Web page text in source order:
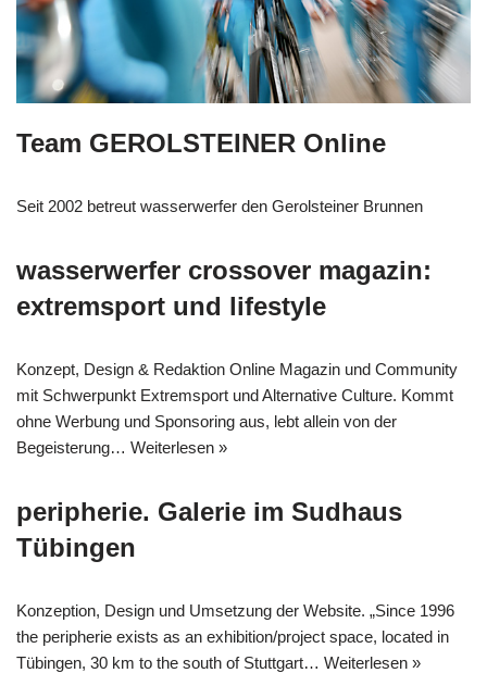
Team GEROLSTEINER Online
Seit 2002 betreut wasserwerfer den Gerolsteiner Brunnen
wasserwerfer crossover magazin:
extremsport und lifestyle
Konzept, Design & Redaktion Online Magazin und Community
mit Schwerpunkt Extremsport und Alternative Culture. Kommt
ohne Werbung und Sponsoring aus, lebt allein von der
Begeisterung… Weiterlesen »
peripherie. Galerie im Sudhaus
Tübingen
Konzeption, Design und Umsetzung der Website. „Since 1996
the peripherie exists as an exhibition/project space, located in
Tübingen, 30 km to the south of Stuttgart… Weiterlesen »